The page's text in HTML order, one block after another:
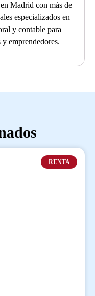
Madrid con más de
especializados en
y contable para
emprendedores.
RENTA